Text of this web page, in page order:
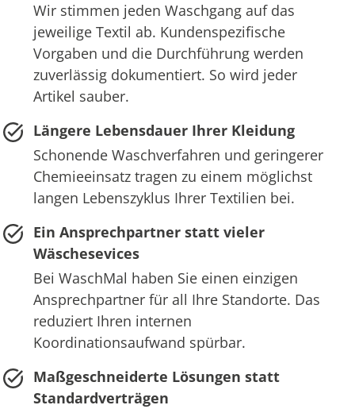
Wir stimmen jeden Waschgang auf das
jeweilige Textil ab. Kundenspezifische
Vorgaben und die Durchführung werden
zuverlässig dokumentiert. So wird jeder
Artikel sauber.
Längere Lebensdauer Ihrer Kleidung
Schonende Waschverfahren und geringerer
Chemieeinsatz tragen zu einem möglichst
langen Lebenszyklus Ihrer Textilien bei.
Ein Ansprechpartner statt vieler
Wäschesevices
Bei WaschMal haben Sie einen einzigen
Ansprechpartner für all Ihre Standorte. Das
reduziert Ihren internen
Koordinationsaufwand spürbar.
Maßgeschneiderte Lösungen statt
Standardverträgen